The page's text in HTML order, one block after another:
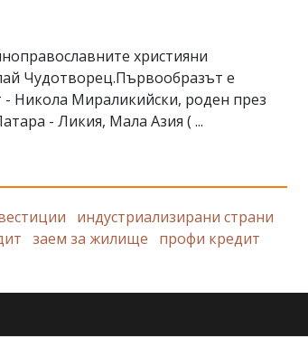
християни
Чудотворец.Първообразът е
- Никола Мираликийски, роден през
- Ликия, Мала Азия ( ...
индустриализирани страни
заем за жилище профи кредит